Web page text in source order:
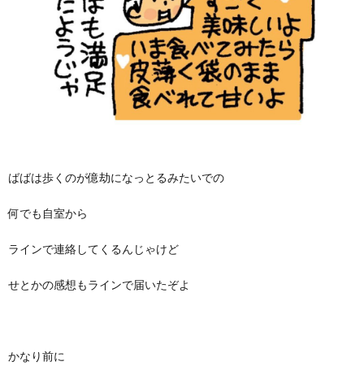
ばばは歩くのが億劫になっとるみたいでの
何でも自室から
ラインで連絡してくるんじゃけど
せとかの感想もラインで届いたぞよ
かなり前に